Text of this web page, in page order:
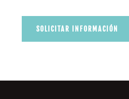
SOLICITAR INFORMACIÓN